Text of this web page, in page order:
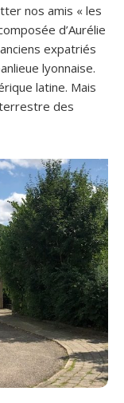
nos amis « les
d’Aurélie
expatriés
lyonnaise.
latine. Mais
des